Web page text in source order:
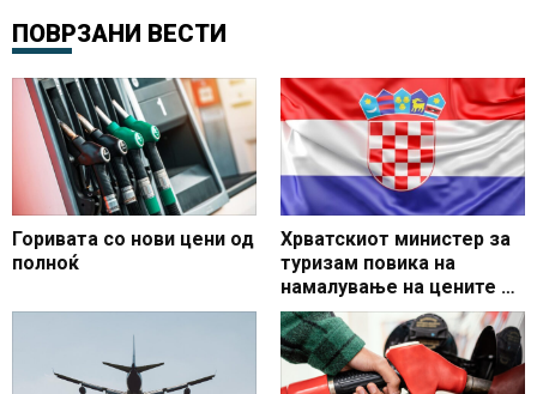
ПОВРЗАНИ ВЕСТИ
Горивата со нови цени од
полноќ
Хрватскиот министер за
туризам повика на
намалување на цените во
секторот до 20 отсто